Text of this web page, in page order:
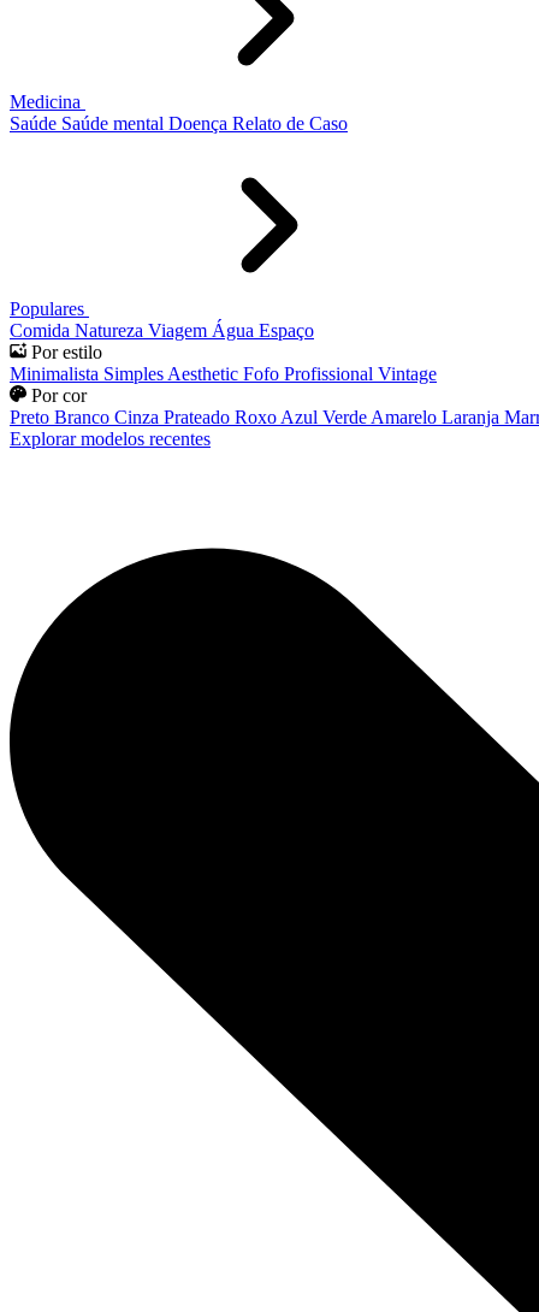
Medicina
Saúde Saúde mental Doença Relato de Caso
Populares
Comida Natureza Viagem Água Espaço
Por estilo
Minimalista Simples Aesthetic Fofo Profissional Vintage
Por cor
Preto Branco Cinza Prateado Roxo Azul Verde Amarelo Laranja
Explorar modelos recentes